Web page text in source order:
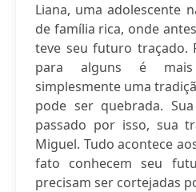
Liana, uma adolescente
de família rica, onde
teve seu futuro traçado.
para alguns é
simplesmente uma
pode ser quebrada.
passado por isso, sua
Miguel. Tudo acontece
fato conhecem seu
precisam ser cortejadas